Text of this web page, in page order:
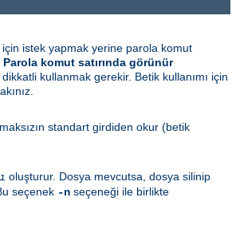
istek yapmak yerine parola komut
Parola komut satırında görünür
kullanmak gerekir. Betik kullanımı için
standart girdiden okur (betik
oluşturur. Dosya mevcutsa, dosya silinip
seçenek -n seçeneği ile birlikte